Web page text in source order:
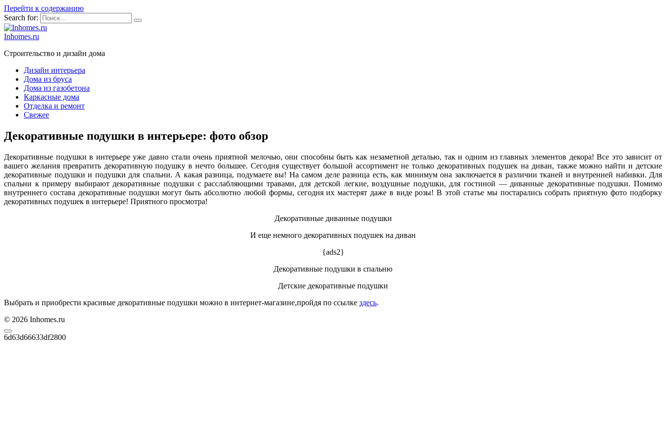
Перейти к содержанию
Search for:
Inhomes.ru
Строительство и дизайн дома
Дизайн интерьера
Дома из бруса
Дома из газобетона
Каркасные дома
Отделка и ремонт
Свежее
Декоративные подушки в интерьере: фото обзор
Декоративные подушки в интерьере уже давно стали очень приятной мелочью, они способны быть как незаметной деталью, так и одним из главных элементов декора! Все это зависит от
вашего желания превратить декоративную подушку в нечто большее. Сегодня существует большой ассортимент не только декоративных подушек на диван, также можно найти и детские
декоративные подушки и подушки для спальни. А какая разница, подумаете вы! На самом деле разница есть, как минимум она заключается в различии тканей и внутренней набивки. Для
спальни к примеру выбирают декоративные подушки с расслабляющими травами, для детской легкие, воздушные подушки, для гостиной — диванные декоративные подушки. Помимо
внутреннего состава декоративные подушки могут быть абсолютно любой формы, сегодня их мастерят даже в виде розы! В этой статье мы постарались собрать приятную фото подборку
декоративных подушек в интерьере! Приятного просмотра!
Декоративные диванные подушки
И еще немного декоративных подушек на диван
{ads2}
Декоративные подушки в спальню
Детские декоративные подушки
Выбрать и приобрести красивые декоративные подушки можно в интернет-магазине,пройдя по ссылке здесь.
© 2026 Inhomes.ru
6d63d66633df2800